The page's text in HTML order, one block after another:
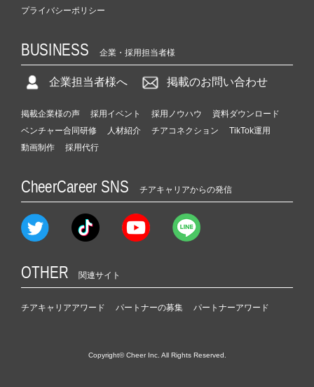
プライバシーポリシー
BUSINESS 企業・採用担当者様
企業担当者様へ 掲載のお問い合わせ
掲載企業様の声 採用イベント 採用ノウハウ
資料ダウンロード
ベンチャー合同研修
人材紹介 チアコネクション
TikTok運用
動画制作
採用代行
CheerCareer SNS チアキャリアからの発信
OTHER 関連サイト
チアキャリアアワード パートナーの募集 パートナーアワード
Copyright© Cheer Inc. All Rights Reserved.